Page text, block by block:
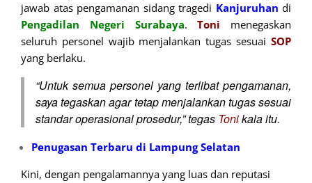
jawab atas pengamanan sidang tragedi Kanjuruhan di
Pengadilan Negeri Surabaya.Toni menegaskan
seluruh personel wajib menjalankan tugas sesuai SOP
yang berlaku.
“Untuk semua personel yang terlibat pengamanan,
saya tegaskan agar tetap menjalankan tugas sesuai
standar operasional prosedur,” tegas Tonikala itu.
Penugasan Terbaru di Lampung Selatan
Kini, dengan pengalamannya yang luas dan reputasi